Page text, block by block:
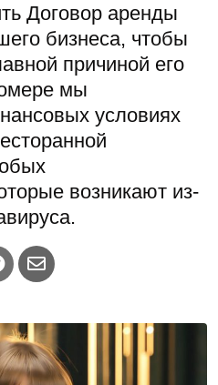
Договор аренды
бизнеса, чтобы
причиной его
мы
условиях
возникают из-